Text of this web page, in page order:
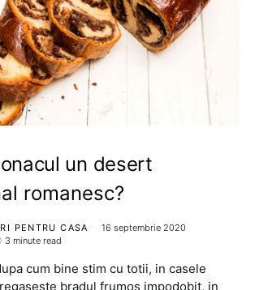
un desert
romanesc?
PENTRU CASA
16 septembrie 2020
3 minute read
cum bine stim cu totii, in casele
bradul frumos impodobit, in